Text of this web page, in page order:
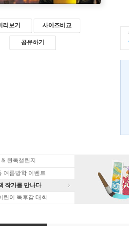
리보기 사이즈비교
공유하기
완독챌린지
여름방학 이벤트
작가를 만나다
린이 독후감 대회